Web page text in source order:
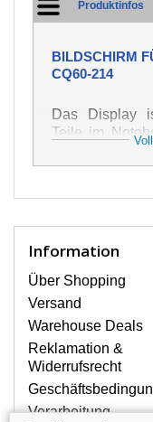
Produktinfos
BILDSCHIRM
CQ60-214
Das Display
Teile im
auf höchste
Er dient zur
schnell,
Zu den
gehören
ein
Ferner
leuchtet nicht,
ist
LCD
214
Information
Über Shopping
Versand
Warehouse Deals
Reklamation &
Widerrufsrecht
Verarbeitung